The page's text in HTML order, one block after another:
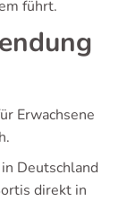
führt.
Erwachsene
Deutschland
direkt in